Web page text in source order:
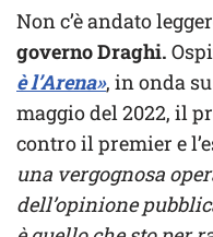
Non c’è andato
governo Draghi.
è l’Arena», in onda
maggio del 2022, il
contro il premier e
una vergognosa
dell’opinione